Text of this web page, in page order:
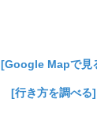
[Google Mapで見
[行き方を調べる]